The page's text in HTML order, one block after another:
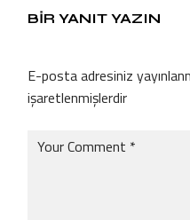
BIR YANIT YAZIN
E-posta adresiniz
işaretlenmişlerdir